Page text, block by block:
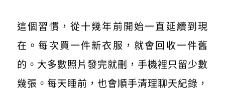
這個習慣，從十幾年前開始一直延續到現
在。每次買一件新衣服，就會回收一件舊
的。大多數照片發完就刪，手機裡只留少數
幾張。每天睡前，也會順手清理聊天紀錄，